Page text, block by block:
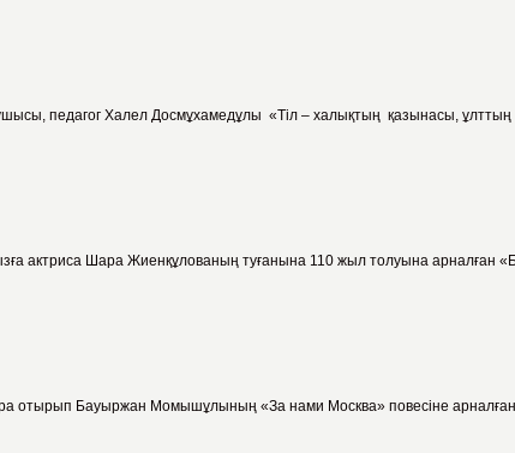
педагог Халел Досмұхамедұлы «Тіл – халықтың қазынасы, ұлттың
актриса Шара Жиенқұлованың туғанына 110 жыл толуына арналған
отырып Бауыржан Момышұлының «За нами Москва» повесіне